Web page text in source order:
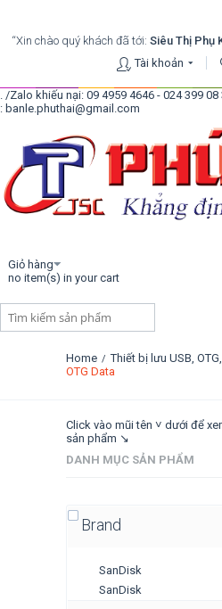
“Xin chào quý khách đã tới: Siêu Thị Phụ
Tài khoản
. /Zalo khiếu nại: 09 4959 4646 - 024 399 08
: banle.phuthai@gmail.com
Giỏ hàng
no item(s) in your cart
Home / Thiết bị lưu USB,
OTG Data
Click vào mũi tên ˅ dưới để
sản phẩm ↘
DANH MỤC SẢN PHẨM
Brand
SanDisk
SanDisk